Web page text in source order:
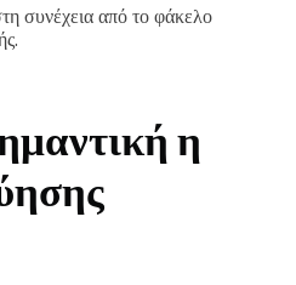
συνέχεια από το φάκελο
η